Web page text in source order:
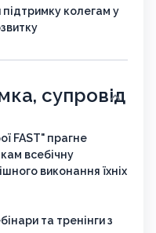
колегам у
супровід
FAST" прагне
всебічну
виконання їхніх
та тренінги з